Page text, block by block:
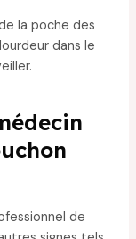
la poche des
dans le
de